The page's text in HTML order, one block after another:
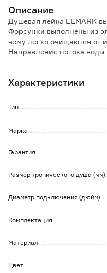
Описание
Душевая лейка LEMARK
Форсунки выполнены из
чему легко очищаются от
Направление потока
Характеристики
Тип
Марка
Гарантия
Размер тропического душа (мм)
Диаметр подключения (дюйм)
Комплектация
Материал
Цвет